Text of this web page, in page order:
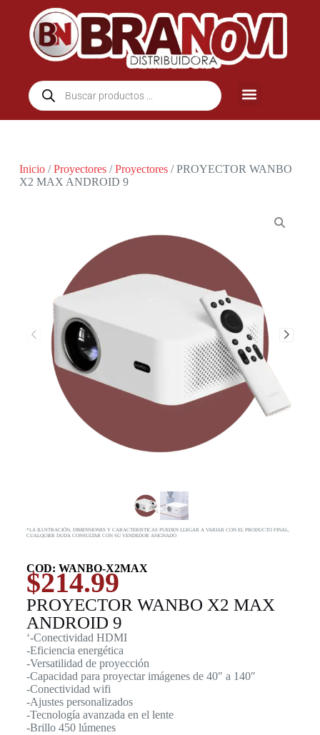
Inicio/Proyectores/Proyectores/ PROYECTOR WANBO
X2 MAX ANDROID 9
*LA ILUSTRACIÓN, DIMENSIONES Y CARACTERISTICAS PUEDEN LLEGAR A VARIAR CON EL PRODUCTO FINAL,
CUALQUIER DUDA CONSULTAR CON SU VENDEDOR ASIGNADO
COD: WANBO-X2MAX
$214.99
PROYECTOR WANBO X2 MAX
ANDROID 9
‘-Conectividad HDMI
-Eficiencia energética
-Versatilidad de proyección
-Capacidad para proyectar imágenes de 40″ a 140″
-Conectividad wifi
-Ajustes personalizados
-Tecnología avanzada en el lente
-Brillo 450 lúmenes